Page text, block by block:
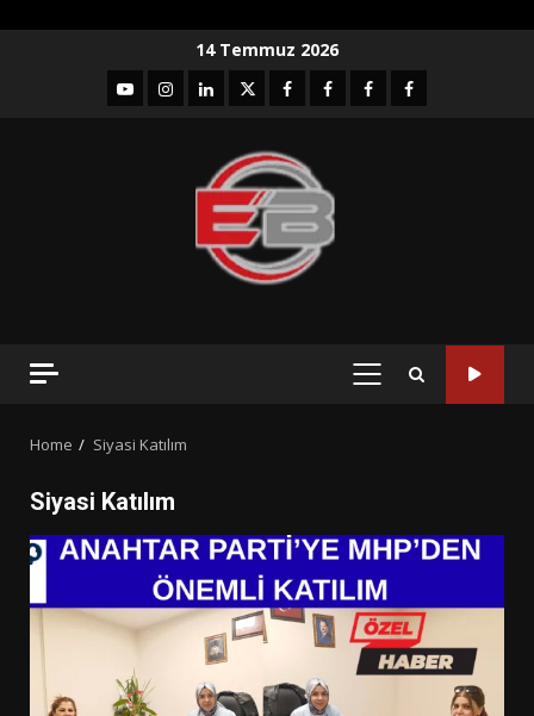
14 Temmuz 2026
YouTubeInstagram
LinkedIntwitterfacebook-Facebook-
Facebook-Facebook-
PRIMARY
Home Siyasi Katılım
Siyasi Katılım